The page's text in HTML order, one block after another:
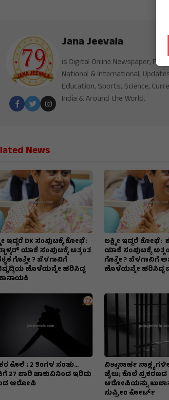
Jana Jeevala
is Digital Online Newspaper,
National & International,
Education, Sports, Science,
India & Around the World.
News
ಇದ್ದರೆ DK ಸಂಪುಟಕ್ಕೆ ಶೋಭೆ:
ಯಾಕೆ ಸಂಪುಟಕ್ಕೆ ಅತ್ಯಂತ
ಗೊತ್ತೇ ? ಬೆಳಗಾವಿಗೆ
ಹೊಳೆಯನ್ನೇ ಹರಿಸಿದ್ದ
ಲಕ್ಷ್ಮೀ ಇದ್ದರೆ ಶೋಭೆ:
ಯಾಕೆ ಸಂಪುಟಕ್ಕೆ
ಗೊತ್ತೇ ? ಬೆಳಗಾವಿಗೆ
ಹೊಳೆಯನ್ನೇ
ಕೊಲೆ ; 2 ತಿಂಗಳ ಸಂಚು…
27 ಬಾರಿ ಚಾಕುವಿನಿಂದ ಇರಿದು
ಆರೋಪಿ
ವಿಶ್ವಾಸಾರ್ಹ
ಜೈಲು; ಕೊಲೆ ಪ್ರಕರಣದ
ಆರೋಪಿಯನ್ನು
ಸುಪ್ರೀಂ ಕೋರ್ಟ್